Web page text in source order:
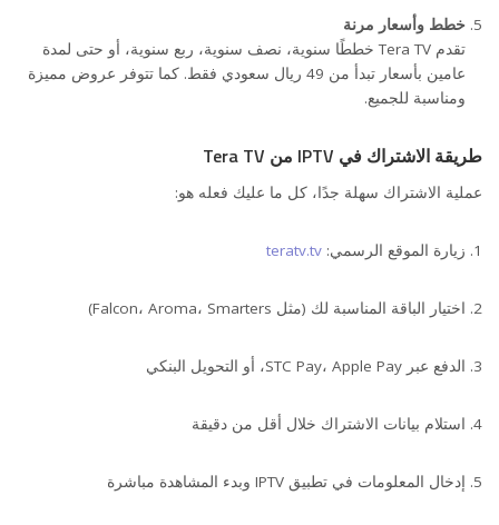
خطط وأسعار مرنة
تقدم Tera TV خططًا سنوية، نصف سنوية، ربع سنوية، أو حتى لمدة
عامين بأسعار تبدأ من 49 ريال سعودي فقط. كما تتوفر عروض مميزة
ومناسبة للجميع.
طريقة الاشتراك في IPTV من Tera TV
عملية الاشتراك سهلة جدًا، كل ما عليك فعله هو:
زيارة الموقع الرسمي: teratv.tv
اختيار الباقة المناسبة لك (مثل Falcon، Aroma، Smarters)
الدفع عبر STC Pay، Apple Pay، أو التحويل البنكي
استلام بيانات الاشتراك خلال أقل من دقيقة
إدخال المعلومات في تطبيق IPTV وبدء المشاهدة مباشرة